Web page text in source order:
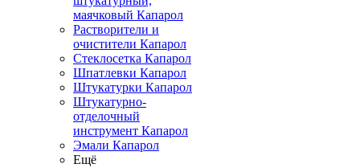
маячковый Капарол
Растворители и
очистители Капарол
Cтеклосетка Капарол
Шпатлевки Капарол
Штукатурки Капарол
Штукатурно-
отделочный
инструмент Капарол
Эмали Капарол
Ещё